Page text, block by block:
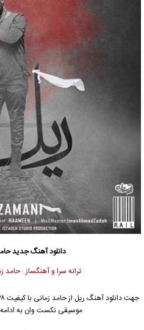
دانلود آهنگ جدید
ترانه سرا و آهنگساز :
جهت دانلود آهنگ ریل ازحامد زمانی
موسیقی نکست وان به